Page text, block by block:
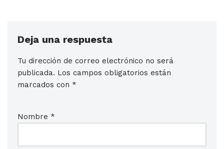
Deja una respuesta
Tu dirección de correo electrónico no será
publicada. Los campos obligatorios están
marcados con *
Nombre *